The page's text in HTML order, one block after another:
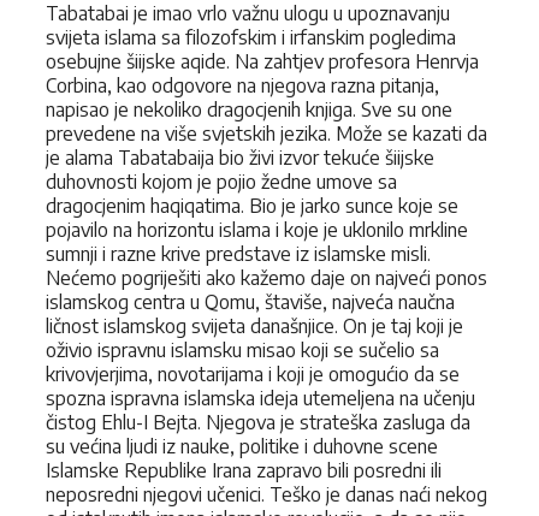
Tabatabai je imao vrlo važnu ulogu u upoznavanju
svijeta islama sa filo­zofskim i irfanskim pogledima
osebujne šiijske aqide. Na zahtjev profesora Henrvja
Corbina, kao odgovore na njegova razna pitanja,
napisao je neko­liko dragocjenih knjiga. Sve su one
prevedene na više svjetskih jezika. Može se kazati da
je alama Tabatabaija bio živi izvor tekuće šiijske
duhovnosti kojom je pojio žedne umove sa
dragocjenim haqiqatima. Bio je jarko sunce koje se
pojavilo na horizontu islama i koje je uklonilo mrkline
sumnji i razne krive predstave iz islamske misli.
Nećemo pogriješiti ako kažemo daje on najveći ponos
islamskog centra u Qomu, štaviše, najveća naučna
ličnost islamskog svijeta današnjice. On je taj koji je
oživio ispravnu islamsku misao koji se sučelio sa
krivovjerjima, novotarijama i koji je omogućio da se
spozna ispravna islamska ideja utemeljena na učenju
čis­tog Ehlu-I Bejta. Njegova je strateška zasluga da
su većina ljudi iz nauke, politike i duhovne scene
Islamske Republike Irana zapravo bili posredni ili
neposredni njegovi učenici. Teško je danas naći nekog